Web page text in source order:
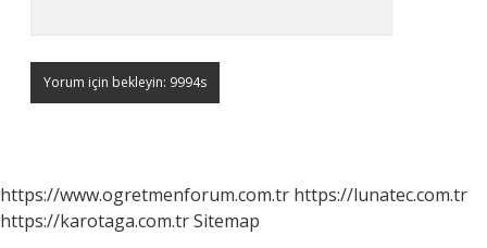
https://www.ogretmenforum.com.tr https://lunatec.com.tr
https://karotaga.com.trSitemap